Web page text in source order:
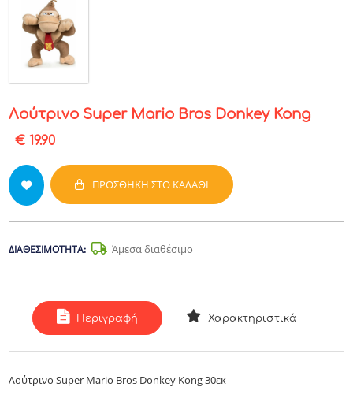
Λούτρινο Super Mario Bros Donkey Kong
€ 19.90
ΠΡΟΣΘΉΚΗ ΣΤΟ ΚΑΛΆΘΙ
ΔΙΑΘΕΣΙΜΌΤΗΤΑ: Άμεσα διαθέσιμο
Περιγραφή Χαρακτηριστικά
Λούτρινο Super Mario Bros Donkey Kong 30εκ